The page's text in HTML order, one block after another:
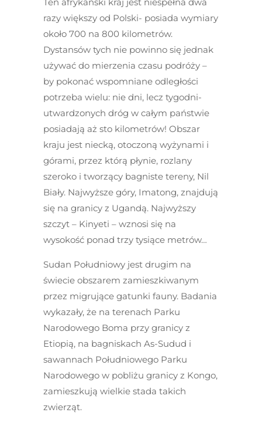
razy większy od Polski- posiada wymiary
około 700 na 800 kilometrów.
Dystansów tych nie powinno się jednak
używać do mierzenia czasu podróży –
by pokonać wspomniane odległości
potrzeba wielu: nie dni, lecz tygodni-
utwardzonych dróg w całym państwie
posiadają aż sto kilometrów! Obszar
kraju jest niecką, otoczoną wyżynami i
górami, przez którą płynie, rozlany
szeroko i tworzący bagniste tereny, Nil
Biały. Najwyższe góry, Imatong, znajdują
się na granicy z Ugandą. Najwyższy
szczyt – Kinyeti – wznosi się na
wysokość ponad trzy tysiące metrów…
Sudan Południowy jest drugim na
świecie obszarem zamieszkiwanym
przez migrujące gatunki fauny. Badania
wykazały, że na terenach Parku
Narodowego Boma przy granicy z
Etiopią, na bagniskach As-Sudud i
sawannach Południowego Parku
Narodowego w pobliżu granicy z Kongo,
zamieszkują wielkie stada takich
zwierząt.